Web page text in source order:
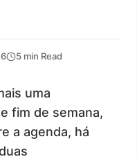
5 min Read
uma
fim de semana,
a agenda, há